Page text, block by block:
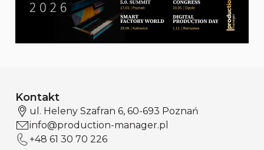
Kontakt
ul. Heleny Szafran 6, 60-693 Poznań
info@production-manager.pl
+48 61 30 70 226